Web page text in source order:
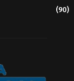
(90)